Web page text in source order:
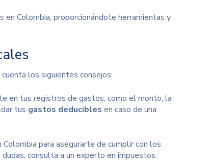
Colombia, proporcionándote herramientas y
los siguientes consejos:
en tus registros de gastos, como el monto, la
tus gastos deducibles en caso de una
para asegurarte de cumplir con los
consulta a un experto en impuestos.